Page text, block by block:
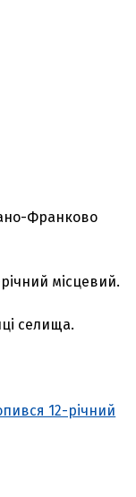
Франково
місцевий.
селища.
12-річний